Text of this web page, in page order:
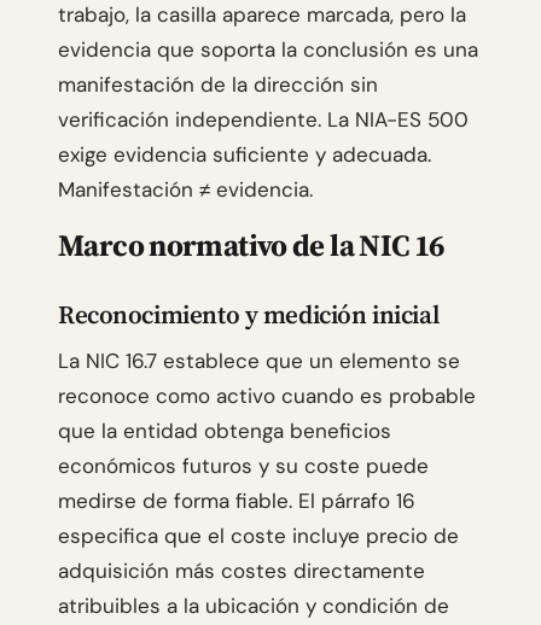
trabajo, la casilla aparece marcada, pero la
evidencia que soporta la conclusión es una
manifestación de la dirección sin
verificación independiente. La NIA-ES 500
exige evidencia suficiente y adecuada.
Manifestación ≠ evidencia.
Marco normativo de la NIC 16
Reconocimiento y medición inicial
La NIC 16.7 establece que un elemento se
reconoce como activo cuando es probable
que la entidad obtenga beneficios
económicos futuros y su coste puede
medirse de forma fiable. El párrafo 16
especifica que el coste incluye precio de
adquisición más costes directamente
atribuibles a la ubicación y condición de